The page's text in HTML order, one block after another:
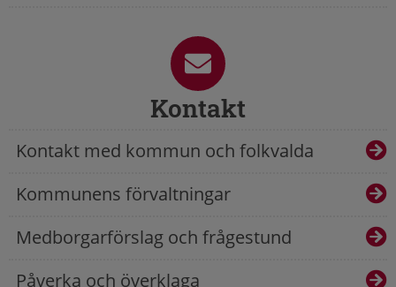
Kontakt
Kontakt med kommun och folkvalda
Kommunens förvaltningar
Medborgarförslag och frågestund
Påverka och överklaga